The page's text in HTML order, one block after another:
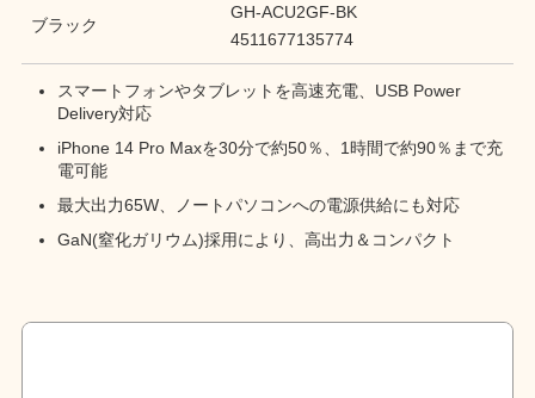
ブラック
GH-ACU2GF-BK
4511677135774
スマートフォンやタブレットを高速充電、USB Power
Delivery対応
iPhone 14 Pro Maxを30分で約50％、1時間で約90％まで充
電可能
最大出力65W、ノートパソコンへの電源供給にも対応
GaN(窒化ガリウム)採用により、高出力＆コンパクト